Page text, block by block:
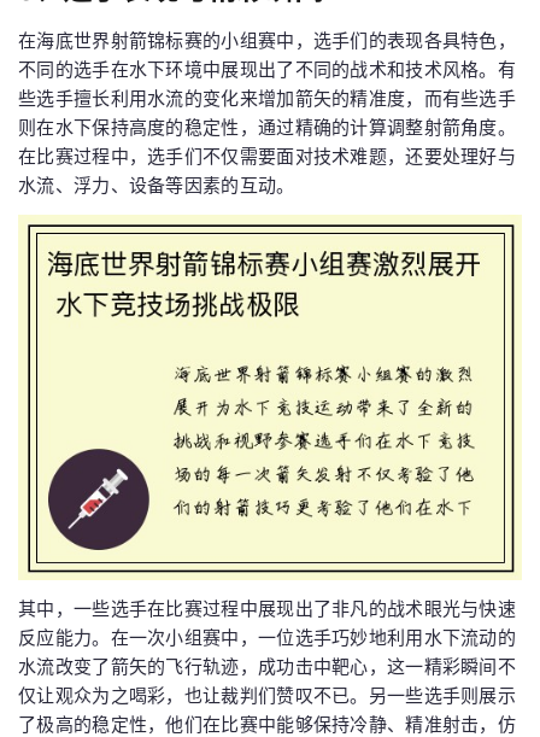
在海底世界射箭锦标赛的小组赛中，选手们的表现各具特色，
不同的选手在水下环境中展现出了不同的战术和技术风格。有
些选手擅长利用水流的变化来增加箭矢的精准度，而有些选手
则在水下保持高度的稳定性，通过精确的计算调整射箭角度。
在比赛过程中，选手们不仅需要面对技术难题，还要处理好与
水流、浮力、设备等因素的互动。
其中，一些选手在比赛过程中展现出了非凡的战术眼光与快速
反应能力。在一次小组赛中，一位选手巧妙地利用水下流动的
水流改变了箭矢的飞行轨迹，成功击中靶心，这一精彩瞬间不
仅让观众为之喝彩，也让裁判们赞叹不已。另一些选手则展示
了极高的稳定性，他们在比赛中能够保持冷静、精准射击，仿